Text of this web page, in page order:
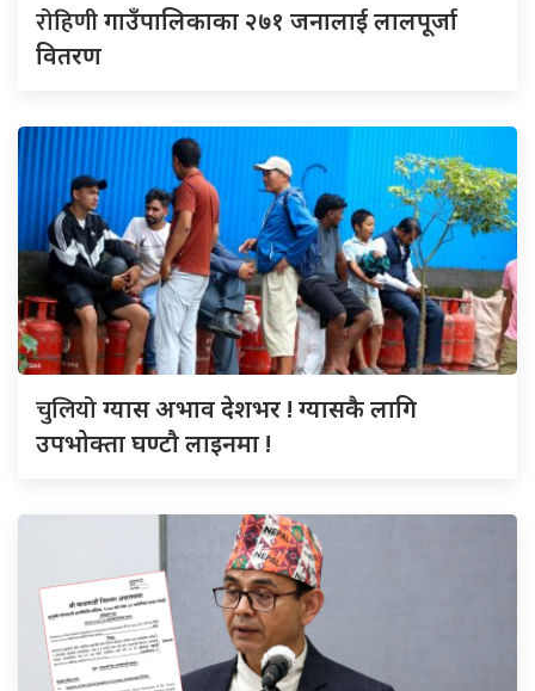
रोहिणीगाउँपालिकाका २७१ जनालाई लालपूर्जा
वितरण
चुलियोग्यास अभाव देशभर ! ग्यासकै लागि
उपभोक्ता घण्टौ लाइनमा !